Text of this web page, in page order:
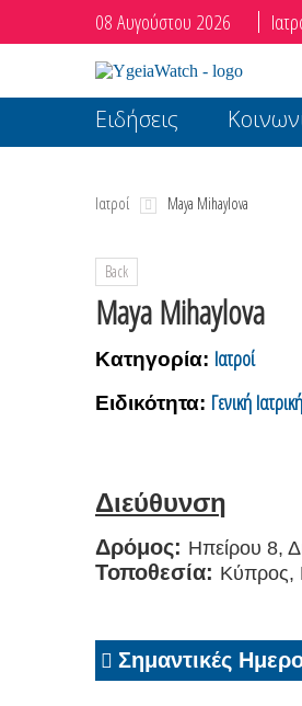
08 Αυγούστου 2026
Ειδήσεις
Ιατροί Maya Mihaylova
Back
Maya Mihaylova
Κατηγορία: Ιατροί
Ειδικότητα: Γενική Ιατρική
Διεύθυνση
Δρόμος: Ηπείρου 8,
Τοποθεσία: Κύπρος,
Σημαντικές